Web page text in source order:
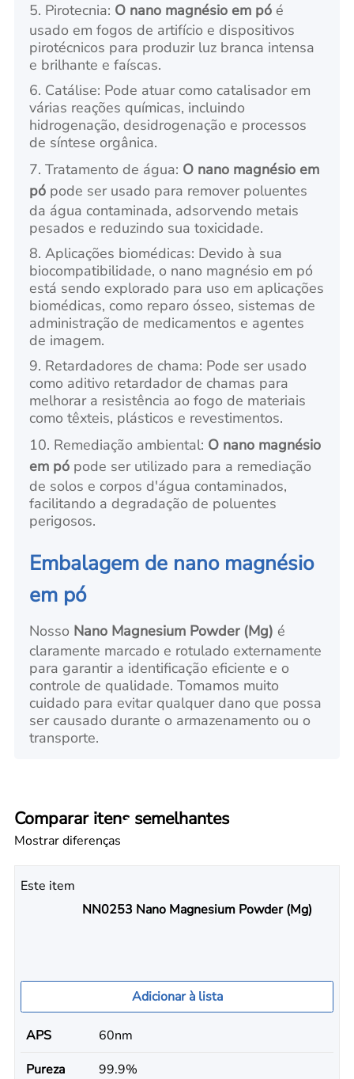
5. Pirotecnia: O nano magnésio em pó é
usado em fogos de artifício e dispositivos
pirotécnicos para produzir luz branca intensa
e brilhante e faíscas.
6. Catálise: Pode atuar como catalisador em
várias reações químicas, incluindo
hidrogenação, desidrogenação e processos
de síntese orgânica.
7. Tratamento de água: O nano magnésio em
pó pode ser usado para remover poluentes
da água contaminada, adsorvendo metais
pesados e reduzindo sua toxicidade.
8. Aplicações biomédicas: Devido à sua
biocompatibilidade, o nano magnésio em pó
está sendo explorado para uso em aplicações
biomédicas, como reparo ósseo, sistemas de
administração de medicamentos e agentes
de imagem.
9. Retardadores de chama: Pode ser usado
como aditivo retardador de chamas para
melhorar a resistência ao fogo de materiais
como têxteis, plásticos e revestimentos.
10. Remediação ambiental: O nano magnésio
em pó pode ser utilizado para a remediação
de solos e corpos d'água contaminados,
facilitando a degradação de poluentes
perigosos.
Embalagem de nano magnésio
em pó
Nosso Nano Magnesium Powder (Mg) é
claramente marcado e rotulado externamente
para garantir a identificação eficiente e o
controle de qualidade. Tomamos muito
cuidado para evitar qualquer dano que possa
ser causado durante o armazenamento ou o
transporte.
Comparar itens semelhantes
Mostrar diferenças
Este item
NN0253 Nano Magnesium Powder (Mg)
Adicionar à lista
APS
60nm
Pureza
99.9%